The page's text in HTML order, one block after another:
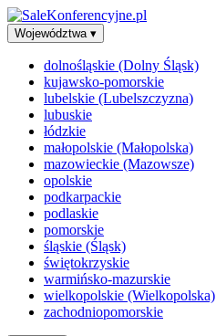
Województwa ▾
dolnośląskie (Dolny Śląsk)
kujawsko-pomorskie
lubelskie (Lubelszczyzna)
lubuskie
łódzkie
małopolskie (Małopolska)
mazowieckie (Mazowsze)
opolskie
podkarpackie
podlaskie
pomorskie
śląskie (Śląsk)
świętokrzyskie
warmińsko-mazurskie
wielkopolskie (Wielkopolska)
zachodniopomorskie